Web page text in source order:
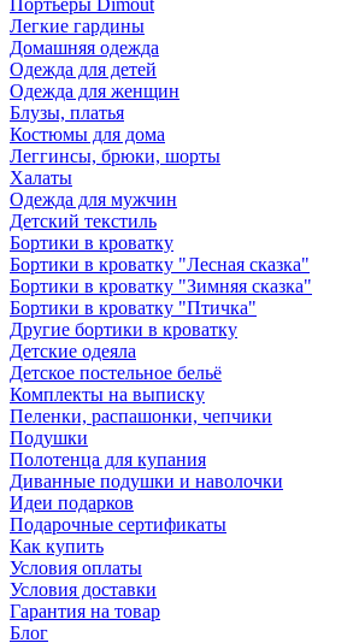
Портьеры Dimout
Легкие гардины
Домашняя одежда
Одежда для детей
Одежда для женщин
Блузы, платья
Костюмы для дома
Леггинсы, брюки, шорты
Халаты
Одежда для мужчин
Детский текстиль
Бортики в кроватку
Бортики в кроватку "Лесная сказка"
Бортики в кроватку "Зимняя сказка"
Бортики в кроватку "Птичка"
Другие бортики в кроватку
Детские одеяла
Детское постельное бельё
Комплекты на выписку
Пеленки, распашонки, чепчики
Подушки
Полотенца для купания
Диванные подушки и наволочки
Идеи подарков
Подарочные сертификаты
Как купить
Условия оплаты
Условия доставки
Гарантия на товар
Блог